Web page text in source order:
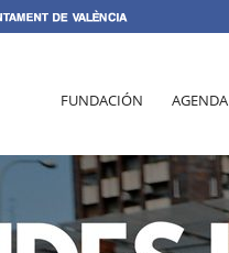
FUNDACIÓN AGENDA